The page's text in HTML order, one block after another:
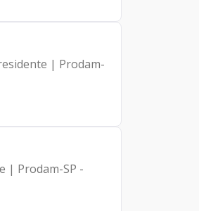
| Prodam-
| Prodam-SP -